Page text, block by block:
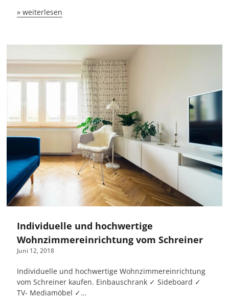
» weiterlesen
Individuelle und hochwertige
Wohnzimmereinrichtung vom Schreiner
Juni 12, 2018
Individuelle und hochwertige Wohnzimmereinrichtung
vom Schreiner kaufen. Einbauschrank ✓ Sideboard ✓
TV- Mediamöbel ✓…